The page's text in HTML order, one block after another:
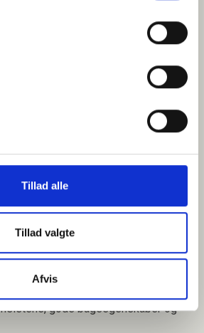
Tillad alle
Tillad valgte
Afvis
stabil performance –
Essence får du de bedste
gode bageegenskaber og